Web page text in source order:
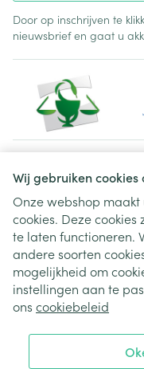
Wij gebruiken
Onze webshop
cookies. Deze
te laten functioneren.
andere soorten
mogelijkheid om
instellingen aan te
ons cookiebeleid
Door op inschrijven te
nieuwsbrief en gaat u
Juridische links